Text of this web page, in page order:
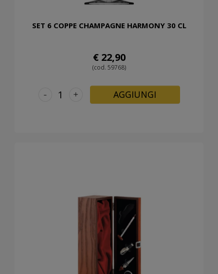
SET 6 COPPE CHAMPAGNE HARMONY 30 CL
€ 22,90
(cod. 59768)
+
- AGGIUNGI